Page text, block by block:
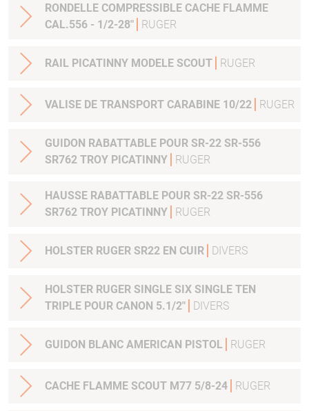
RONDELLE COMPRESSIBLE CACHE FLAMME
CAL.556 - 1/2-28"
RUGER
RAIL PICATINNY MODELE SCOUT RUGER
VALISE DE TRANSPORT CARABINE 10/22 RUGER
GUIDON RABATTABLE POUR SR-22 SR-556
SR762 TROY PICATINNY
RUGER
HAUSSE RABATTABLE POUR SR-22 SR-556
SR762 TROY PICATINNY
RUGER
HOLSTER RUGER SR22 EN CUIR DIVERS
HOLSTER RUGER SINGLE SIX SINGLE TEN
TRIPLE POUR CANON 5.1/2"
DIVERS
GUIDON BLANC AMERICAN PISTOL RUGER
CACHE FLAMME SCOUT M77 5/8-24 RUGER